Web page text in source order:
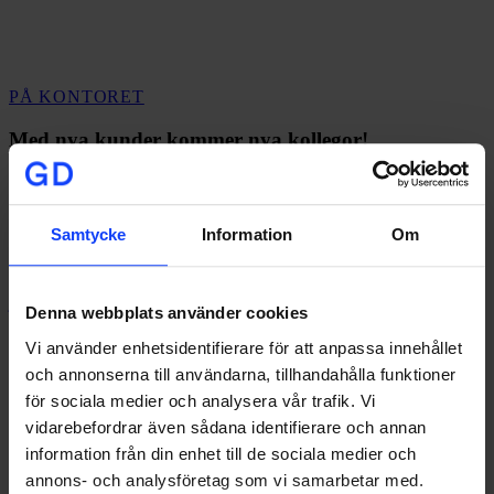
Samtycke Information Om
Denna webbplats använder cookies
Vi använder enhetsidentifierare för att anpassa innehållet
och annonserna till användarna, tillhandahålla funktioner
för sociala medier och analysera vår trafik. Vi
vidarebefordrar även sådana identifierare och annan
information från din enhet till de sociala medier och
annons- och analysföretag som vi samarbetar med.
PÅ KONTORETMed
kunder
Med nya kunder kommer nya kollegor!
Under 2022 hade vi glädjen att välkomna flera nya kunder till Glory
Days, vilket ledde…
johan@glorydays.se 2023-01-25